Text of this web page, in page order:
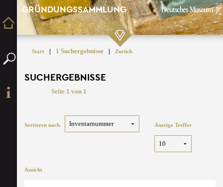
GRÜNDUNGSSAMMLUNG
Start | 1 Suchergebnisse | Zurück
SUCHERGEBNISSE
Seite 1 von 1
Sortieren nach Anzeige Treffer
Ansicht